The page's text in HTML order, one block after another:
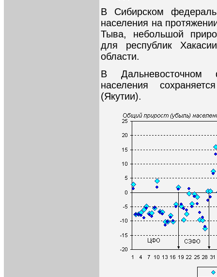
В Сибирском
населения на
Тыва, небольшой
для республик
области.
В Дальневосточном
населения
(Якутии).